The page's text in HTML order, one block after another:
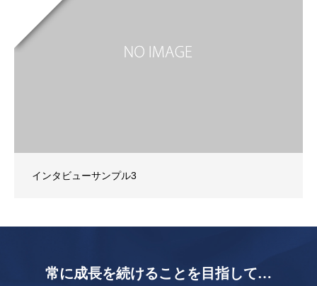
インタビューサンプル3
常に成長を続けることを目指して…